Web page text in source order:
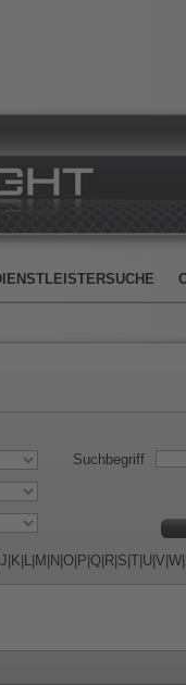
Suchbegriff
J K L M N O P Q R S T U V W